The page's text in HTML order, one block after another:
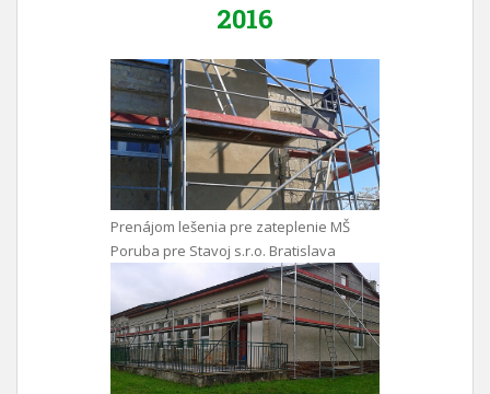
2016
Prenájom lešenia pre zateplenie MŠ
Poruba pre Stavoj s.r.o. Bratislava